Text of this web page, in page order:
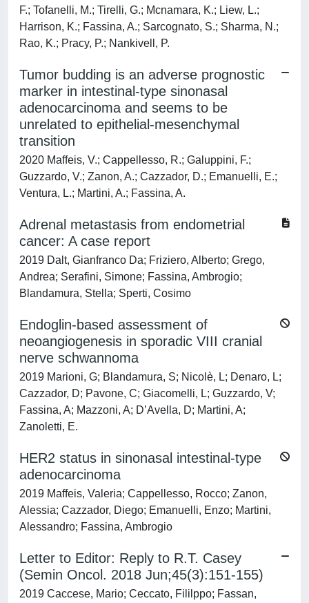
F.; Tofanelli, M.; Tirelli, G.; Mcnamara, K.; Liew, L.;
Harrison, K.; Fassina, A.; Sarcognato, S.; Sharma, N.;
Rao, K.; Pracy, P.; Nankivell, P.
Tumor budding is an adverse prognostic
marker in intestinal-type sinonasal
adenocarcinoma and seems to be
unrelated to epithelial-mesenchymal
transition
2020 Maffeis, V.; Cappellesso, R.; Galuppini, F.;
Guzzardo, V.; Zanon, A.; Cazzador, D.; Emanuelli, E.;
Ventura, L.; Martini, A.; Fassina, A.
Adrenal metastasis from endometrial
cancer: A case report
2019 Dalt, Gianfranco Da; Friziero, Alberto; Grego,
Andrea; Serafini, Simone; Fassina, Ambrogio;
Blandamura, Stella; Sperti, Cosimo
Endoglin-based assessment of
neoangiogenesis in sporadic VIII cranial
nerve schwannoma
2019 Marioni, G; Blandamura, S; Nicolè, L; Denaro, L;
Cazzador, D; Pavone, C; Giacomelli, L; Guzzardo, V;
Fassina, A; Mazzoni, A; D’Avella, D; Martini, A;
Zanoletti, E.
HER2 status in sinonasal intestinal-type
adenocarcinoma
2019 Maffeis, Valeria; Cappellesso, Rocco; Zanon,
Alessia; Cazzador, Diego; Emanuelli, Enzo; Martini,
Alessandro; Fassina, Ambrogio
Letter to Editor: Reply to R.T. Casey
(Semin Oncol. 2018 Jun;45(3):151-155)
2019 Caccese, Mario; Ceccato, Fililppo; Fassan,